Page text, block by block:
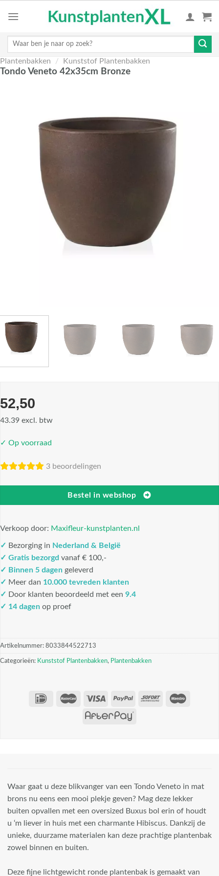
Zoeken
Plantenbakken / Kunststof Plantenbakken
Tondo Veneto 42x35cm Bronze
52,50
43.39 excl. btw
✓ Op voorraad
3 beoordelingen
Bestel in webshop
Verkoop door: Maxifleur-kunstplanten.nl
✓ Bezorging in Nederland & België
✓ Gratis bezorgd vanaf € 100,-
✓ Binnen 5 dagen geleverd
✓ Meer dan 10.000 tevreden klanten
✓ Door klanten beoordeeld met een 9.4
✓ 14 dagen op proef
Artikelnummer: 8033844522713
Categorieën: Kunststof Plantenbakken, Plantenbakken
Waar gaat u deze blikvanger van een Tondo Veneto in mat
brons nu eens een mooi plekje geven? Mag deze lekker
buiten opvallen met een oversized Buxus bol erin of houdt
u ‘m liever in huis met een charmante Hibiscus. Dankzij de
unieke, duurzame materialen kan deze prachtige plantenbak
zowel binnen en buiten.
Deze fijne lichtgewicht ronde plantenbak is gemaakt van